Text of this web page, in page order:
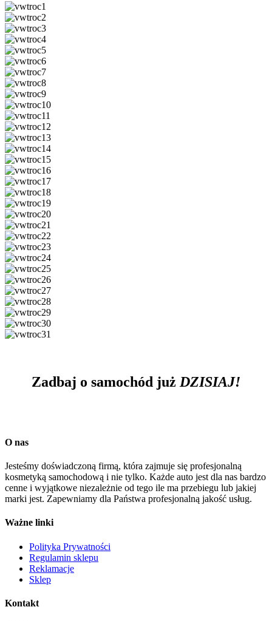
Zadbaj o samochód już DZISIAJ!
O nas
Jesteśmy doświadczoną firmą, która zajmuje się profesjonalną
kosmetyką samochodową i nie tylko. Każde auto jest dla nas bardzo
cenne i wyjątkowe niezależnie od tego ile ma przebiegu lub jakiej
marki jest. Zapewniamy dla Państwa profesjonalną jakość usług.
Ważne linki
Polityka Prywatności
Regulamin sklepu
Reklamacje
Sklep
Kontakt